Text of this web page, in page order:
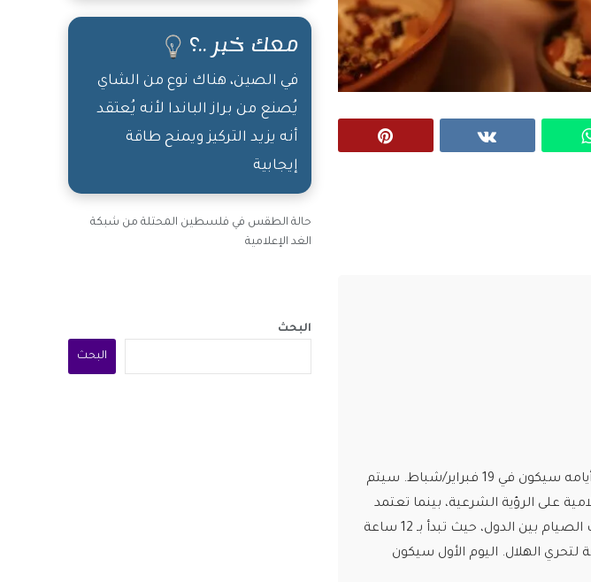
رمضان 2026 يقترب، وتشير الحسابات الفلكية إلى أن أول أيامه سيكون في 19 فبراير/شباط. سيتم
الإسلامية على الرؤية الشرعية، بينما تعتمد
دول أخرى كتركيا على الحسابات الفلكية. ستتفاوت ساعات الصيام بين الدول، حيث تبدأ بـ 12 ساعة
الهلال. اليوم الأول سيكون
معك خبر ..؟
في الصين، هناك نوع من الشاي
يُصنع من براز الباندا لأنه يُعتقد
أنه يزيد التركيز ويمنح طاقة
إيجابية
حالة الطقس في فلسطين المحتلة من شبكة
الغد الإعلامية
البحث
البحث